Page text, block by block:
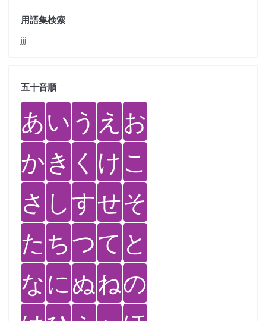
用語集検索
jjj
五十音順
あい う え お
かき く けこ
さ しすせそ
た ちつて と
なにぬねの